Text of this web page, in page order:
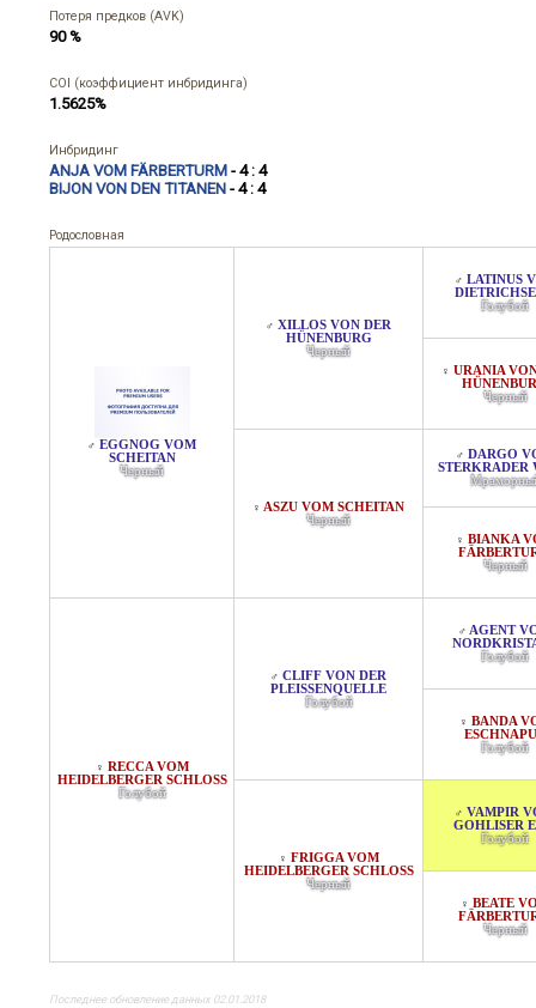
Потеря предков (AVK)
90 %
COI (коэффициент инбридинга)
1.5625%
Инбридинг
ANJA VOM FÄRBERTURM - 4 : 4
BIJON VON DEN TITANEN - 4 : 4
Родословная
♂ EGGNOG VOM
SCHEITAN
Черный
♂ XILLOS VON DER
HÜNENBURG
Черный
♂ LATINUS
Голубой
♀ URANIA
Черный
♀ ASZU VOM SCHEITAN
Черный
♂ DARGO
STERKRADER
♀ BIANKA
Черный
♀ RECCA VOM
HEIDELBERGER SCHLOSS
Голубой
♂ CLIFF VON DER
PLEISSENQUELLE
Голубой
♂ AGENT
Голубой
♀ BANDA
Голубой
♀ FRIGGA VOM
HEIDELBERGER SCHLOSS
Черный
♂ VAMPIR
GOHLISER
Голубой
♀ BEATE
Черный
Последнее обновление данных 02.01.2018